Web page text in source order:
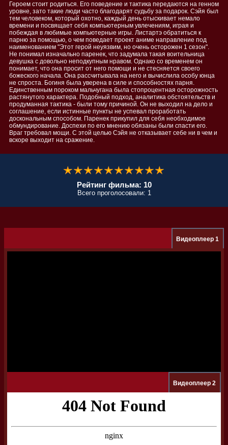
Героем стоит родиться. Его поведение и тактика передаются на генном
уровне, зато такие люди часто благодарят судьбу за подарок. Сэйя был
тем человеком, который охотно, каждый день отыскивает немало
времени и посвящает себя компьютерным увлечениям, играя и
побеждая в любимые компьютерные игры. Листартэ обратиться к
парню за помощью, о чем поведает проект аниме направление под
наименованием "Этот герой неуязвим, но очень осторожен 1 сезон".
Не понимал изначально паренек, что задумала такая воительница
девушка с довольно неподкупным нравом. Однако со временем он
понимает, что она просит от него помощи и не стесняется своего
божеского начала. Она рассчитывала на него и вычислила особу юнца
не спроста. Богиня была уверена в силе и способностях парня.
Единственным пороком мальчугана была стопроцентная осторожность
растянутого характера. Подобный подход, аналитика обстоятельств и
продуманная тактика - были тому причиной. Он не выходил на дело и
соглашение, если истинные пункты не успевал проработать
доскональным способом. Паренек прикупил для себя необходимое
обмундирование. Доспехи по его мнению обязаны были спасти его.
Враг требовал мощи. С этой целью Сэйя не отказывает себе ни в чем и
вскоре выходит на сражение.
Рейтинг фильма: 10
Всего проголосовали: 1
Видеоплеер 1
Видеоплеер 2